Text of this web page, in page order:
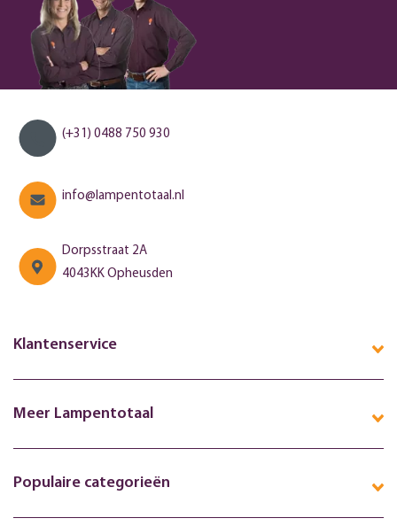
(+31) 0488 750 930
info@lampentotaal.nl
Dorpsstraat 2A
4043KK Opheusden
Klantenservice
Meer Lampentotaal
Populaire categorieën